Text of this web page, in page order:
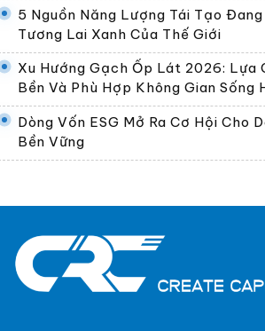
5 Nguồn Năng Lượng Tái Tạo
Tương Lai Xanh Của Thế Giới
Xu Hướng Gạch Ốp Lát 2026: Lựa
Bền Và Phù Hợp Không Gian Sống
Dòng Vốn ESG Mở Ra Cơ Hội Cho
Bền Vững